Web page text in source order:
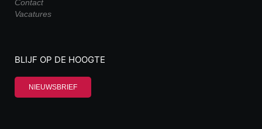
Contact
Vacatures
BLIJF OP DE HOOGTE
NIEUWSBRIEF